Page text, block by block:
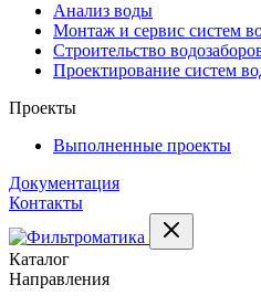
Анализ воды
Монтаж и сервис систем
Строительство
Проектирование систем
Проекты
Выполненные проекты
Документация
Контакты
Каталог
Направления